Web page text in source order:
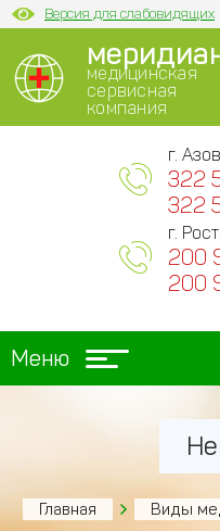
Версия для слабовидящих
медицинская
сервисная
компания
г.
322
322
г.
200
200
Меню
Главная Виды